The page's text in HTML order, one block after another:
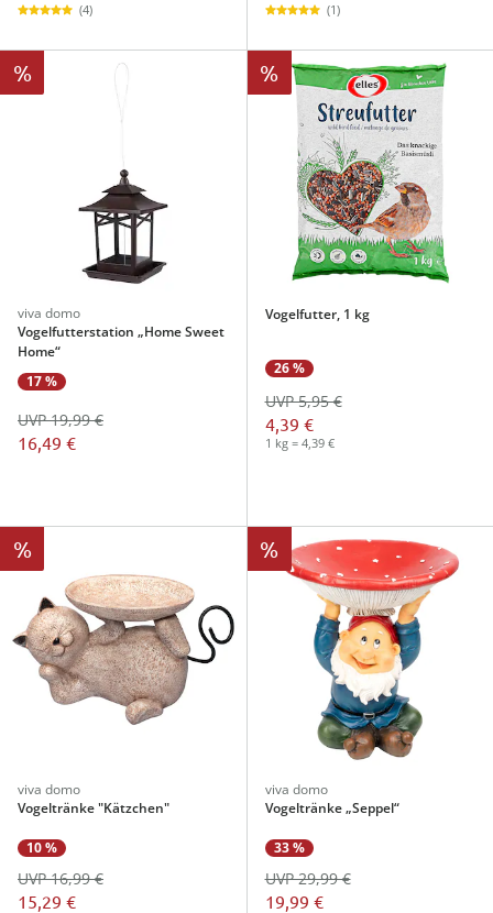
(4) (1)
%
viva domo
Vogelfutterstation „Home Sweet
Home“
17 %
16,49 €
UVP 19,99 €
%
Vogelfutter, 1 kg
26 %
4,39 €
UVP 5,95 €
1 kg = 4,39 €
%
viva domo
Vogeltränke "Kätzchen"
10 %
15,29 €
UVP 16,99 €
%
viva domo
Vogeltränke „Seppel“
33 %
19,99 €
UVP 29,99 €